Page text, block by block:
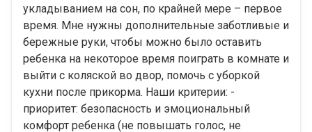
укладыванием на сон, по крайней мере – первое
время. Мне нужны дополнительные заботливые и
бережные руки, чтобы можно было оставить
ребенка на некоторое время поиграть в комнате и
выйти с коляской во двор, помочь с уборкой
кухни после прикорма. Наши критерии: -
приоритет: безопасность и эмоциональный
комфорт ребенка (не повышать голос, не